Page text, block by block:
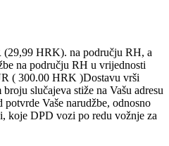
(29,99 HRK). na području RH, a
na području RH u vrijednosti
( 300.00 HRK )Dostavu vrši
slučajeva stiže na Vašu adresu
Vaše narudžbe, odnosno
koje DPD vozi po redu vožnje za